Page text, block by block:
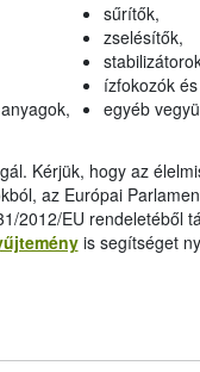
sűrítők,
zselésítők,
ízfokozók és
egyéb
Kérjük, hogy az
az Európai
2012/EU rendeletéből
is segítséget